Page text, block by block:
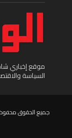
موقع إخباري
السياسة
جميع الحقوق